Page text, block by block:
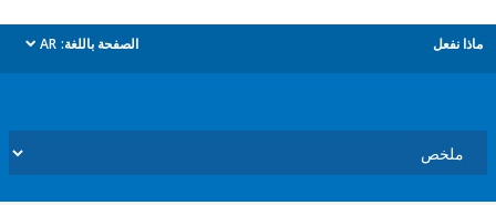
الصفحة باللغة: AR
dropdown